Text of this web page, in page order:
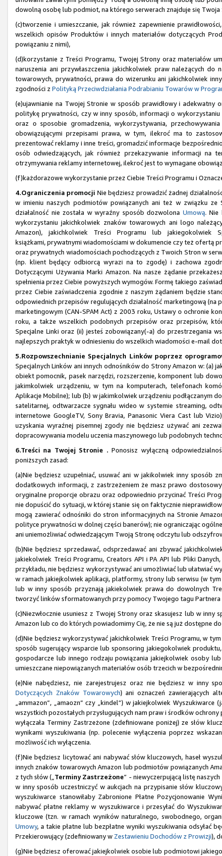
dowolną osobę lub podmiot, na którego serwerach znajduje się
(c)tworzenie i umieszczanie, jak również zapewnienie
wszelkich opisów Produktów i innych materiałów dotyczących
powiązaniu z nimi),
(d)korzystanie z Treści Programu, Twojej Strony oraz materiałów
naruszenia ani przywłaszczenia jakichkolwiek praw należących
towarowych, prywatności, prawa do wizerunku ani jakichkolwiek
zgodności z Polityką Przeciwdziałania Podrabianiu Towarów w
(e)ujawnianie na Twojej Stronie w sposób prawidłowy i adekwatny
politykę prywatności, czy w inny sposób, informacji o
oraz o sposobie gromadzenia, wykorzystywania,
obowiązującymi przepisami prawa, w tym, ilekroć ma to
prezentować reklamy i inne treści, gromadzić informacje
osób odwiedzających, jak również przekazywanie informacji na
otrzymywania reklamy internetowej, ilekroć jest to wymagane
(f)każdorazowe wykorzystanie przez Ciebie Treści Programu i
4.Ograniczenia promocji Nie będziesz prowadzić żadnej
w imieniu naszych podmiotów powiązanych ani też w związku ze
działalność nie została w wyraźny sposób dozwolona Umową. Nie
wykorzystaniu jakichkolwiek znaków towarowych ani logo
Amazon), jakichkolwiek Treści Programu lub jakiegokolwiek
książkami, prywatnymi wiadomościami w dokumencie czy też ofertą
oraz prywatnych wiadomościach pochodzących z Twoich Stron w
(np. klient będący odbiorcą wyrazi na to zgodę) i zachowa
Dotyczącymi Używania Marki Amazon. Na nasze żądanie
spełnienia przez Ciebie powyższych wymogów. Formę takiego
przez Ciebie zaświadczenia zgodnie z naszym żądaniem będzie
odpowiednich przepisów regulujących działalność marketingową (na
marketingowym (CAN-SPAM Act) z 2003 roku, Ustawy o ochronie
roku, a także wszelkich podobnych przepisów oraz przepisów,
Specjalne Linki oraz (ii) jesteś zobowiązany(-a) do przestrzegania
najlepszych praktyk w odniesieniu do wszelkich wiadomości e-mail
5.Rozpowszechnianie Specjalnych Linków poprzez
Specjalnych Linków ani innych odnośników do Strony Amazon w:
obiekt pomocnik, pasek narzędzi, rozszerzenie, komponent lub
jakimkolwiek urządzeniu, w tym na komputerach, telefonach
Aplikacje Mobilne); lub (b) w jakimkolwiek urządzeniu podłączanym
satelitarnej, odtwarzacze sygnału wideo w systemie streaming,
internetowe GoogleTV, Sony Bravia, Panasonic Viera Cast lub
uzyskania wyraźnej pisemnej zgody nie będziesz używać ani
dopracowywania modelu uczenia maszynowego lub podobnych
6.Treści na Twojej Stronie . Ponosisz wyłączną
poniższych zasad:
(a)Nie będziesz uzupełniać, usuwać ani w jakikolwiek inny sposób
dodatkowych informacji, z zastrzeżeniem że masz prawo
oryginalne proporcje obrazu oraz odpowiednio przycinać Treści
nie dopuścić do sytuacji, w której stanie się on faktycznie
mogą zawierać odnośniki do stron informacyjnych na Stronie
polityce prywatności w dolnej części banerów); nie ograniczając
ani uniemożliwiać odwiedzającym Twoją Stronę odczytu lub
(b)Nie będziesz sprzedawać, odsprzedawać ani zbywać
jakiekolwiek Treści Programu, Creators API i PA API lub Pliki
przykładu, nie będziesz wykorzystywać ani umożliwiać lub ułatwiać
w ramach jakiejkolwiek aplikacji, platformy, strony lub serwisu (w
lub w inny sposób przyznają jakiekolwiek prawa do dowolnych
tworzyć linków sformatowanych przy pomocy Twojego tagu
(c)Niezwłocznie usuniesz z Twojej Strony oraz skasujesz lub w
Amazon lub co do których powiadomimy Cię, że nie są już dostępne
(d)Nie będziesz wykorzystywać jakichkolwiek Treści Programu, w
sposób sugerujący wsparcie lub sponsoring jakiegokolwiek
gospodarcze lub innego rodzaju powiązania jakiejkolwiek osoby
umieszczane niepowiązanych materiałów osób trzecich w
(e)Nie nabędziesz, nie zarejestrujesz oraz nie będziesz w inny
Dotyczących Znaków Towarowych) ani oznaczeń zawierających
„ammazon”, „amaozn” czy „kindel”) w jakiejkolwiek
wszystkich pozostałych przysługujących nam praw i środków
wyłączała Terminy Zastrzeżone (zdefiniowane poniżej) ze słów
wynikami wyszukiwania (np. polecenie wyłączenia poprzez
możliwość ich wyłączenia.
(f)Nie będziesz licytować ani nabywać słów kluczowych, haseł
innych znaków towarowych Amazon lub podmiotów powiązanych
z tych słów („ Terminy Zastrzeżone” - niewyczerpującą listę
w inny sposób uczestniczyć w aukcjach na przypisanie słów
wyszukiwarce stanowiłaby Zabronione Płatne Pozycjonowanie
nabywać płatne reklamy w wyszukiwarce i przesyłać do
kluczowe (tzn. w ramach wyników naturalnego, swobodnego,
Umowy, a takie płatne lub bezpłatne wyniki wyszukiwania odsyłać
Przekierowujący (zdefiniowany w Zestawieniu Dochodów z Prowizji),
(g)Nie będziesz oferować jakiejkolwiek osobie lub podmiotowi